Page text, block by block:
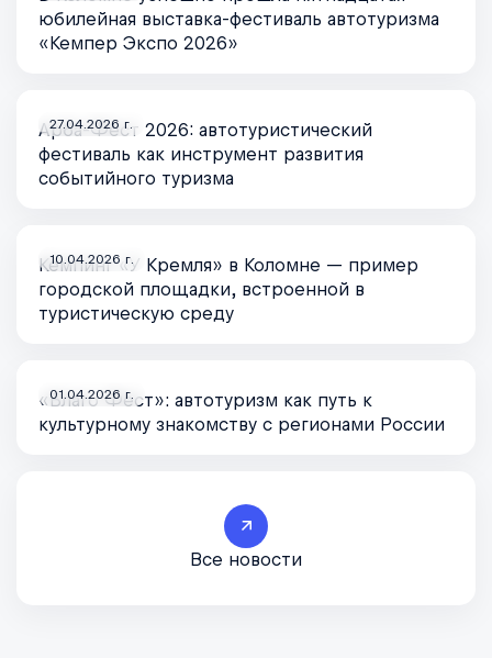
юбилейная выставка-фестиваль автотуризма
«Кемпер Экспо 2026»
27.04.2026 г.
Арба-Фест 2026: автотуристический
фестиваль как инструмент развития
событийного туризма
10.04.2026 г.
Кемпинг «У Кремля» в Коломне — пример
городской площадки, встроенной в
туристическую среду
01.04.2026 г.
«Благо Фест»: автотуризм как путь к
культурному знакомству с регионами России
Все новости